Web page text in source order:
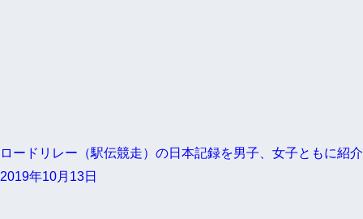
ロードリレー（駅伝競走）の日本記録を男子、女子ともに紹介
2019年10月13日